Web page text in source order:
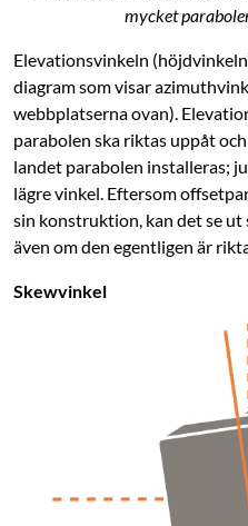
mycket
Elevationsvinkeln
diagram som visar
webbplatserna ovan).
parabolen ska riktas uppåt
landet parabolen installeras;
lägre vinkel. Eftersom
sin konstruktion, kan det se
även om den egentligen är
Skewvinkel